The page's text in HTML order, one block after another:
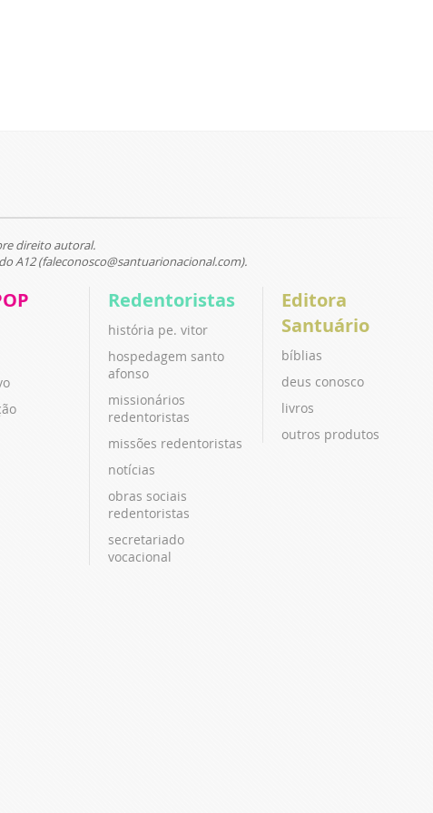
direito autoral.
A12 (faleconosco@santuarionacional.com).
Redentoristas
história pe. vitor
hospedagem santo
afonso
missionários
redentoristas
missões redentoristas
notícias
obras sociais
redentoristas
secretariado
vocacional
Editora
Santuário
bíblias
deus conosco
livros
outros produtos